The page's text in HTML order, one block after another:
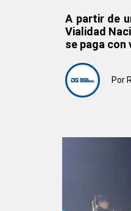
A partir de
Vialidad
se paga con
Por